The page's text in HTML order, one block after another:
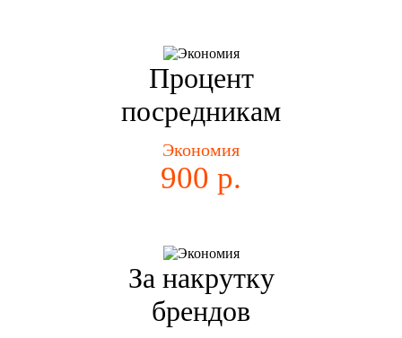
Процент
посредникам
Экономия
900 р.
За накрутку
брендов